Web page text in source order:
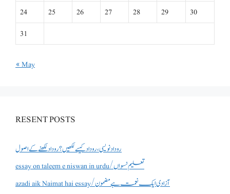
24
25 26 27 28 29
30
31
« May
RESENT POSTS
روداد نویسی ،روداد کیسے لکھیں؟ روداد لکھنے کے اصول
essay on taleem e niswan in urdu/تعلیم نسواں
azadi aik Naimat hai essay/آزادی ایک نعمت ہے مضمون